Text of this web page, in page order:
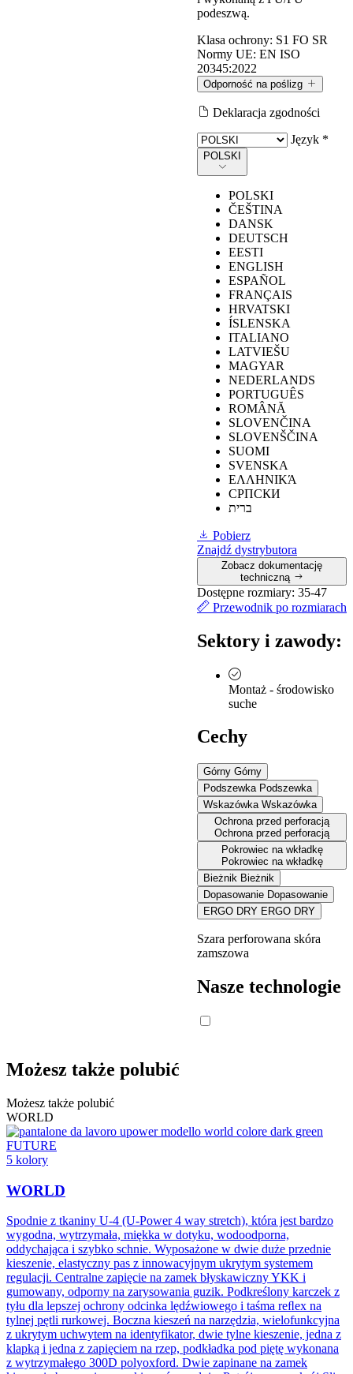
podeszwą.
Klasa ochrony: S1 FO SR
Normy UE: EN ISO
20345:2022
Odporność na poślizg
20345:2022, metodą testową określoną w normie EN 13287.
wymagane przez
U‑POWER
kierunku pięty 7°.
kierunku pięty 7°.
0,23
0,27
Obuwie
0,44
Deklaracja zgodności
Język *
POLSKI
POLSKI
ČEŠTINA
DANSK
DEUTSCH
EESTI
ENGLISH
ESPAÑOL
FRANÇAIS
HRVATSKI
ÍSLENSKA
ITALIANO
LATVIEŠU
MAGYAR
NEDERLANDS
PORTUGUÊS
ROMÂNĂ
SLOVENČINA
SLOVENŠČINA
SUOMI
SVENSKA
ΕΛΛΗΝΙΚΆ
СРПСКИ
ברית
Pobierz
Znajdź dystrybutora
Zobacz dokumentację
techniczną
Dostępne rozmiary: 35-47
Przewodnik po rozmiarach
Sektory i zawody:
Montaż - środowisko
suche
Cechy
Górny Górny
Podszewka Podszewka
Wskazówka Wskazówka
Ochrona przed perforacją
Ochrona przed perforacją
Pokrowiec na wkładkę
Pokrowiec na wkładkę
Bieżnik Bieżnik
Dopasowanie Dopasowanie
ERGO DRY ERGO DRY
Szara perforowana skóra
zamszowa
Nasze technologie
Możesz także polubić
Możesz także polubić
WORLD
FUTURE
5 kolory
WORLD
Spodnie z tkaniny U-4 (U-Power 4 way stretch), która jest bardzo
wygodna, wytrzymała, miękka w dotyku, wodoodporna,
oddychająca i szybko schnie. Wyposażone w dwie duże przednie
kieszenie, elastyczny pas z innowacyjnym ukrytym systemem
regulacji. Centralne zapięcie na zamek błyskawiczny YKK i
gumowany, odporny na zarysowania guzik. Podkreślony karczek z
tyłu dla lepszej ochrony odcinka lędźwiowego i taśma reﬂex na
tylnej pętli rurkowej. Boczna kieszeń na narzędzia, wielofunkcyjna
z ukrytym uchwytem na identyfikator, dwie tylne kieszenie, jedna z
klapką i jedna z zapięciem na rzep, podkładka pod piętę wykonana
z wytrzymałego 300D polyoxford. Dwie zapinane na zamek